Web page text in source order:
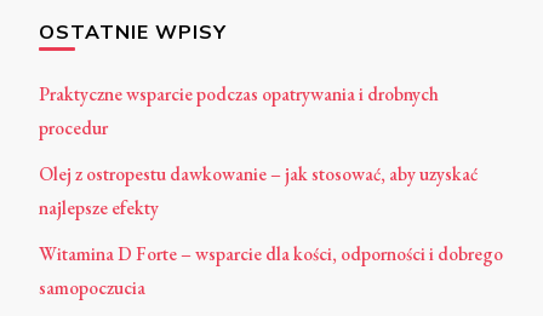
OSTATNIE WPISY
Praktyczne wsparcie podczas opatrywania i drobnych
procedur
Olej z ostropestu dawkowanie – jak stosować, aby uzyskać
najlepsze efekty
Witamina D Forte – wsparcie dla kości, odporności i dobrego
samopoczucia